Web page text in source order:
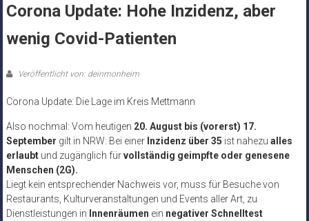
Corona Update: Hohe Inzidenz, aber
wenig Covid-Patienten
Veröffentlicht von: deinmonheim
Corona Update: Die Lage im Kreis Mettmann
Also nochmal: Vom heutigen 20. August bis (vorerst) 17.
September gilt in NRW: Bei einer Inzidenz über 35 ist nahezu alles
erlaubtund zugänglich fürvollständig geimpfte oder genesene
Menschen (2G).
Liegt kein entsprechender Nachweis vor, muss für Besuche von
Restaurants, Kulturveranstaltungen und Events aller Art, zu
Dienstleistungen in Innenräumen ein negativer Schnelltest